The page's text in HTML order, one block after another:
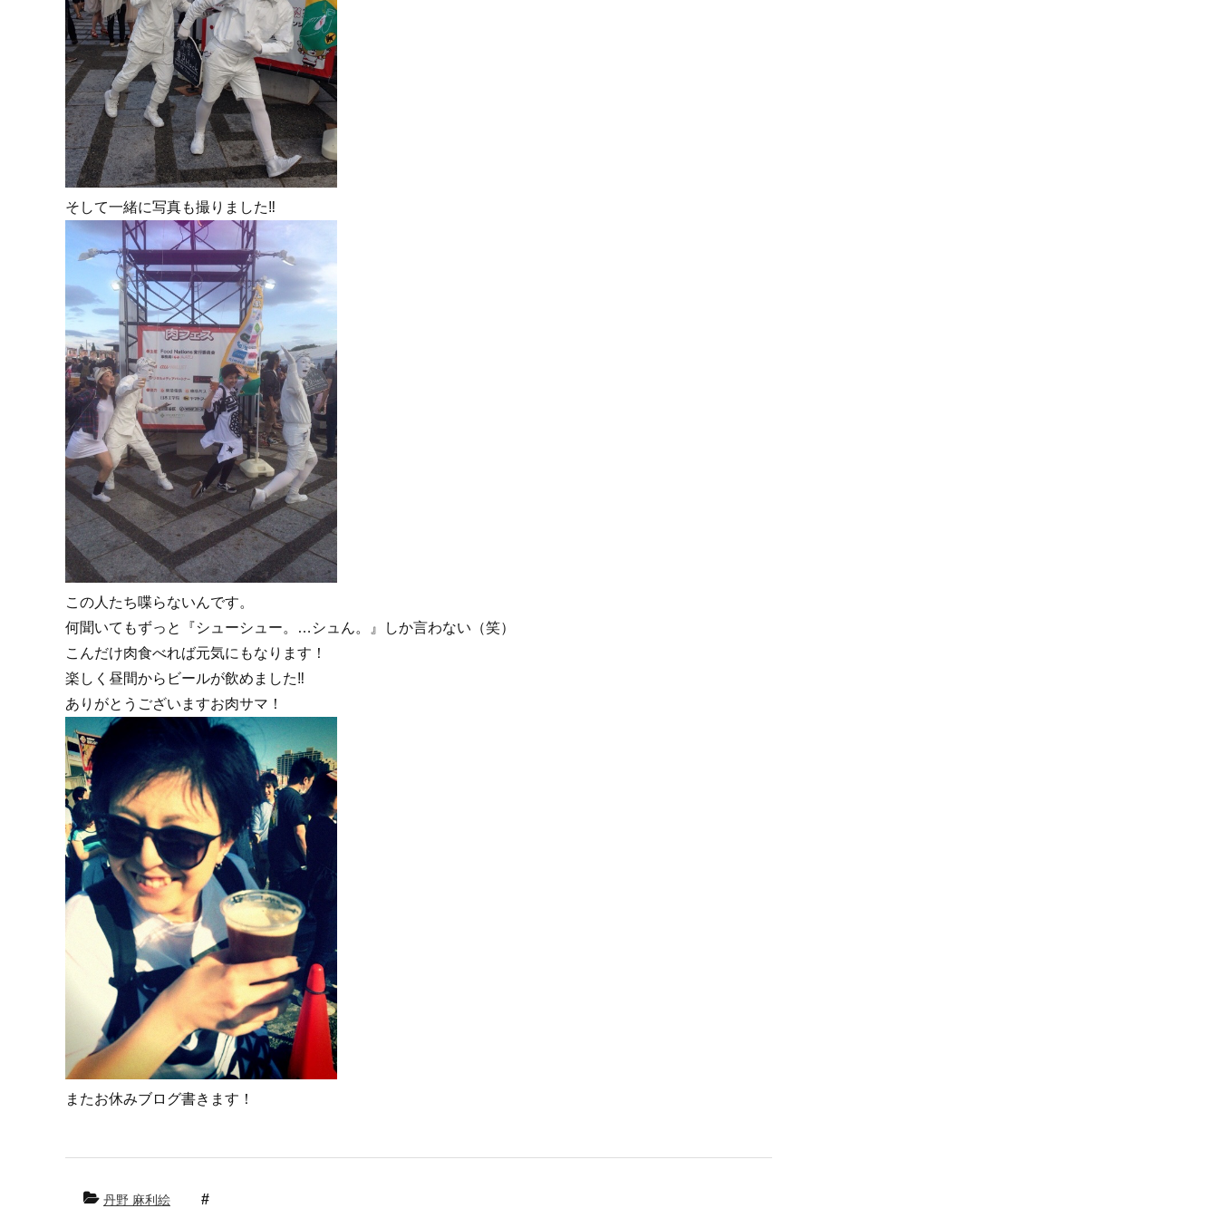
そして一緒に写真も撮りました‼︎
この人たち喋らないんです。
何聞いてもずっと『シューシュー。…シュん。』しか言わない（笑）
こんだけ肉食べれば元気にもなります！
楽しく昼間からビールが飲めました‼︎
ありがとうございますお肉サマ！
またお休みブログ書きます！
丹野 麻利絵